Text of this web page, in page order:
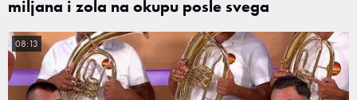
miljana i zola na okupu posle svega
08:13